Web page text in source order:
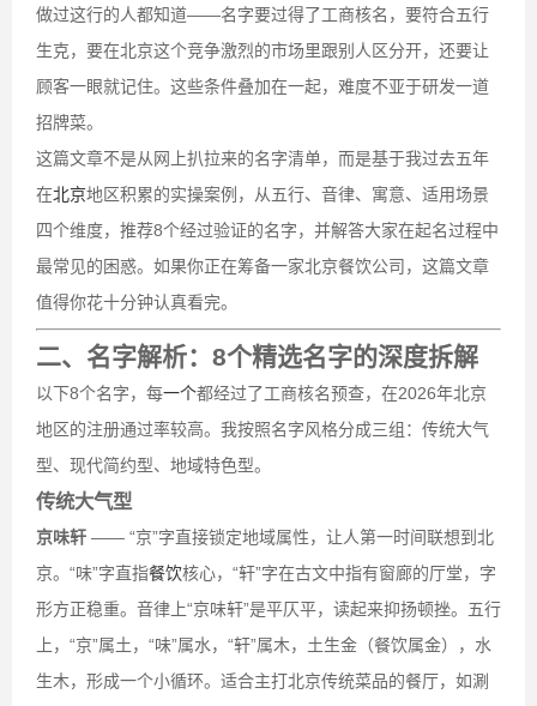
做过这行的人都知道——名字要过得了工商核名，要符合五行
生克，要在北京这个竞争激烈的市场里跟别人区分开，还要让
顾客一眼就记住。这些条件叠加在一起，难度不亚于研发一道
招牌菜。
这篇文章不是从网上扒拉来的名字清单，而是基于我过去五年
在北京地区积累的实操案例，从五行、音律、寓意、适用场景
四个维度，推荐8个经过验证的名字，并解答大家在起名过程中
最常见的困惑。如果你正在筹备一家北京餐饮公司，这篇文章
值得你花十分钟认真看完。
二、名字解析：8个精选名字的深度拆解
以下8个名字，每一个都经过了工商核名预查，在2026年北京
地区的注册通过率较高。我按照名字风格分成三组：传统大气
型、现代简约型、地域特色型。
传统大气型
京味轩 —— “京”字直接锁定地域属性，让人第一时间联想到北
京。“味”字直指餐饮核心，“轩”字在古文中指有窗廊的厅堂，字
形方正稳重。音律上“京味轩”是平仄平，读起来抑扬顿挫。五行
上，“京”属土，“味”属水，“轩”属木，土生金（餐饮属金），水
生木，形成一个小循环。适合主打北京传统菜品的餐厅，如涮